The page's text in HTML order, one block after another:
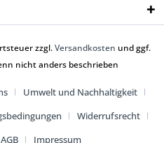
zzgl.Versandkosten und ggf.
nicht anders beschrieben
Umwelt und Nachhaltigkeit
Widerrufsrecht
AGB Impressum